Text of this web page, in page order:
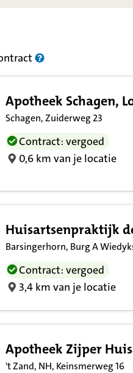
Apotheek Schagen,
Schagen, Zuiderweg 23
Contract: vergoed
0,6 km van je locatie
Huisartsenpraktijk
Barsingerhorn, Burg A
Contract: vergoed
3,4 km van je locatie
Apotheek Zijper
't Zand, NH, Keinsmerweg 16